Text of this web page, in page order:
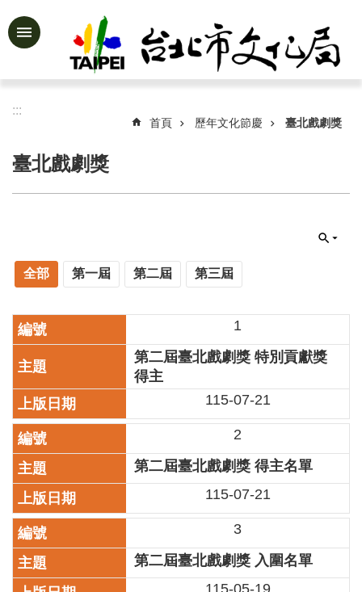
跳到主要內容區塊
進
告
認
識
化
局
業
項
目
臺
北
藝
文
空
間
歷
年
:::
首頁 歷年文化節慶 臺北戲劇獎
臺北戲劇獎
全部 第一屆 第二屆 第三屆
1
第二屆臺北戲劇獎 特別貢獻獎
得主
115-07-21
2
第二屆臺北戲劇獎 得主名單
115-07-21
3
第二屆臺北戲劇獎 入圍名單
115-05-19